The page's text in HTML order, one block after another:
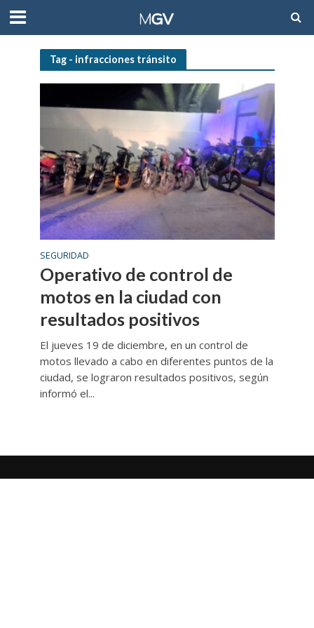
Tag - infracciones tránsito
SEGURIDAD
Operativo de control de
motos en la ciudad con
resultados positivos
El jueves 19 de diciembre, en un control de
motos llevado a cabo en diferentes puntos de la
ciudad, se lograron resultados positivos, según
informó el...